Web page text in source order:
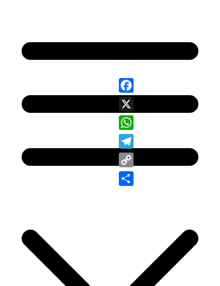
Facebook
X
WhatsApp
Telegram
Copy